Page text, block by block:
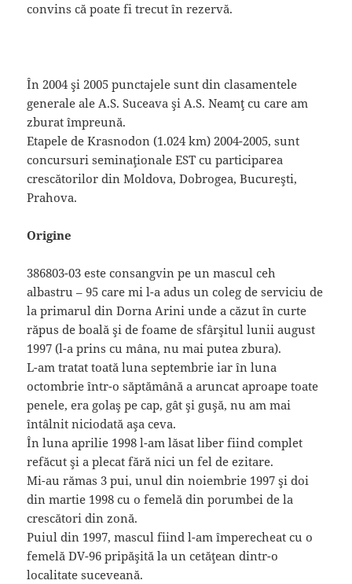
convins că poate fi trecut în rezervă.
În 2004 şi 2005 punctajele sunt din clasamentele
generale ale A.S. Suceava şi A.S. Neamţ cu care am
zburat împreună.
Etapele de Krasnodon (1.024 km) 2004-2005, sunt
concursuri seminaţionale EST cu participarea
crescătorilor din Moldova, Dobrogea, Bucureşti,
Prahova.
Origine
386803-03 este consangvin pe un mascul ceh
albastru – 95 care mi l-a adus un coleg de serviciu de
la primarul din Dorna Arini unde a căzut în curte
răpus de boală şi de foame de sfârşitul lunii august
1997 (l-a prins cu mâna, nu mai putea zbura).
L-am tratat toată luna septembrie iar în luna
octombrie într-o săptămână a aruncat aproape toate
penele, era golaş pe cap, gât şi guşă, nu am mai
întâlnit niciodată aşa ceva.
În luna aprilie 1998 l-am lăsat liber fiind complet
refăcut şi a plecat fără nici un fel de ezitare.
Mi-au rămas 3 pui, unul din noiembrie 1997 şi doi
din martie 1998 cu o femelă din porumbei de la
crescători din zonă.
Puiul din 1997, mascul fiind l-am împerecheat cu o
femelă DV-96 pripăşită la un cetăţean dintr-o
localitate suceveană.